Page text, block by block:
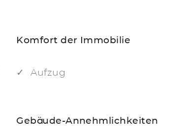
Komfort der Immobilie
Aufzug
Gebäude-Annehmlichkeiten